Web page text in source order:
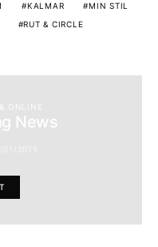
KALMAR
MIN STIL
RUT & CIRCLE
ONLINE
News